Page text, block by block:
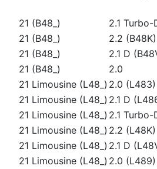
21 (B48_) 2.1
21 (B48_) 2.2 (B48K)
21 (B48_) 2.1 D
21 (B48_) 2.0
21 Limousine (L48_) 2.0 (L483)
21 Limousine (L48_) 2.1 D
21 Limousine (L48_) 2.1 Turbo-
21 Limousine (L48_) 2.2 (L48K)
21 Limousine (L48_) 2.1 D
21 Limousine (L48_) 2.0 (L489)